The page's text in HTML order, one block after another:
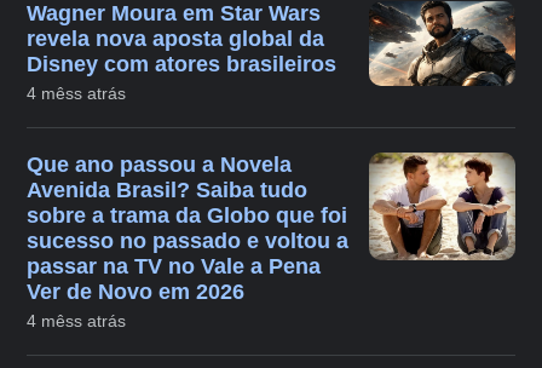
Wagner Moura em Star Wars
revela nova aposta global da
Disney com atores brasileiros
4 mêss atrás
Que ano passou a Novela
Avenida Brasil? Saiba tudo
sobre a trama da Globo que foi
sucesso no passado e voltou a
passar na TV no Vale a Pena
Ver de Novo em 2026
4 mêss atrás